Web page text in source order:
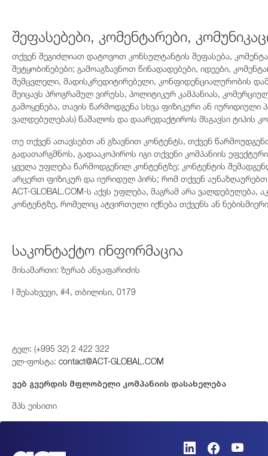
შეფასებები, კომენტარები,
თქვენ შეგიძლიათ დატოვოთ კონსულტანტის შეფასება,
შეტყობინებები; გამოაგზავნოთ წინადადებები, იდეები,
შემცვლელი, მადისკრედიტირებელი, კონფიდენციალურობის
შეიცავს პროგრამულ ვირუსს, პოლიტიკურ კამპანიას,
გამოყენება, თავის წარმოდგენა სხვა ფიზიკური ან იურიდიული
ვალდებულებას) წაშალოს და დაარედაქტიროს მსგავსი ტიპის
თუ თქვენ ათავსებთ ან გზავნით კონტენტს, თქვენ
გადათარგმნოს, გადააკოპიროს იგი თქვენი კომპანიის
ყველა უფლება წარმოდგენილ კონტენტზე; კონტენტის
არცერთ ფიზიკურ და იურიდულ პირს; რომ თქვენ აუნაზღაურებთ
ACT-GLOBAL.COM-ს აქვს უფლება, მაგრამ არა ვალდებულება,
კონტენტზე, რომელიც ატვირთული იქნება თქვენს ან
საკონტაქტო ინფორმაცია
მისამართი: ზურაბ ანჯაფარიძის
I შესახვევი, #4, თბილისი, 0179
ტელ: (+995 32) 2 422 322
ელ-ფოსტა: contact@ACT-GLOBAL.COM
ვებ გვერდის მფლობელი კომპანიის დასახელება
შპს ეისითი